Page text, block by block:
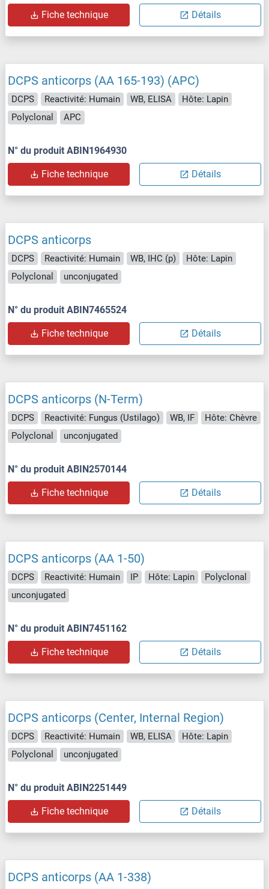
Fiche technique Détails
DCPS anticorps (AA 165-193) (APC)
DCPS Reactivité: Humain WB, ELISA
Hôte: Lapin
Polyclonal
APC
N° du produit ABIN1964930
Fiche technique Détails
DCPS anticorps
DCPS Reactivité: Humain WB, IHC (p)
Hôte: Lapin
Polyclonal
unconjugated
N° du produit ABIN7465524
Fiche technique Détails
DCPS anticorps (N-Term)
DCPS Reactivité: Fungus (Ustilago) WB, IF
Hôte: Chèvre
Polyclonal
unconjugated
N° du produit ABIN2570144
Fiche technique Détails
DCPS anticorps (AA 1-50)
DCPS Reactivité: Humain IP Hôte: Lapin
Polyclonal
unconjugated
N° du produit ABIN7451162
Fiche technique Détails
DCPS anticorps (Center, Internal Region)
DCPS Reactivité: Humain WB, ELISA
Hôte: Lapin
Polyclonal
unconjugated
N° du produit ABIN2251449
Fiche technique Détails
DCPS anticorps (AA 1-338)